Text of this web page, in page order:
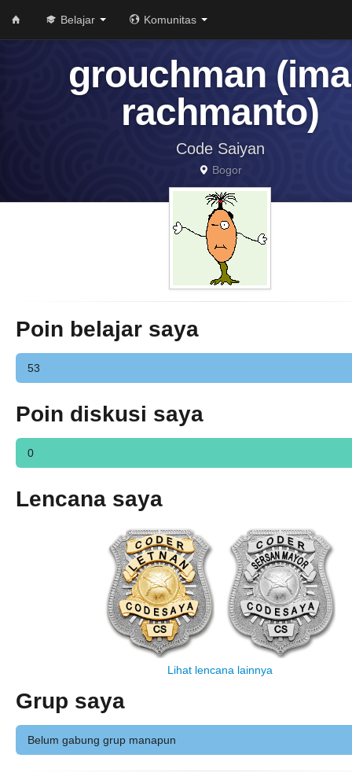
Belajar Komunitas
grouchman
rachmanto)
Code Saiyan
Bogor
Poin belajar saya
53
Poin diskusi saya
0
Lencana saya
Lihat lencana lainnya
Grup saya
Belum gabung grup manapun